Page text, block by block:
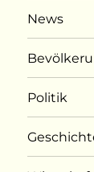
News
Politik